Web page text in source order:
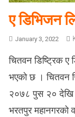
ए डिभिजन
January 3, 2022
चितवन डिष्ट्रिक ए
भएको छ । चितवन
२०७८ पुस २० देखि
भरतपुर महानगरको